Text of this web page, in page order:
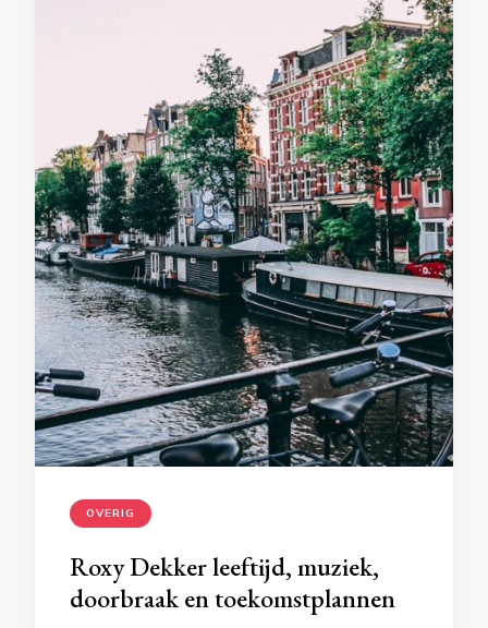
OVERIG
Roxy Dekker leeftijd, muziek,
doorbraak en toekomstplannen